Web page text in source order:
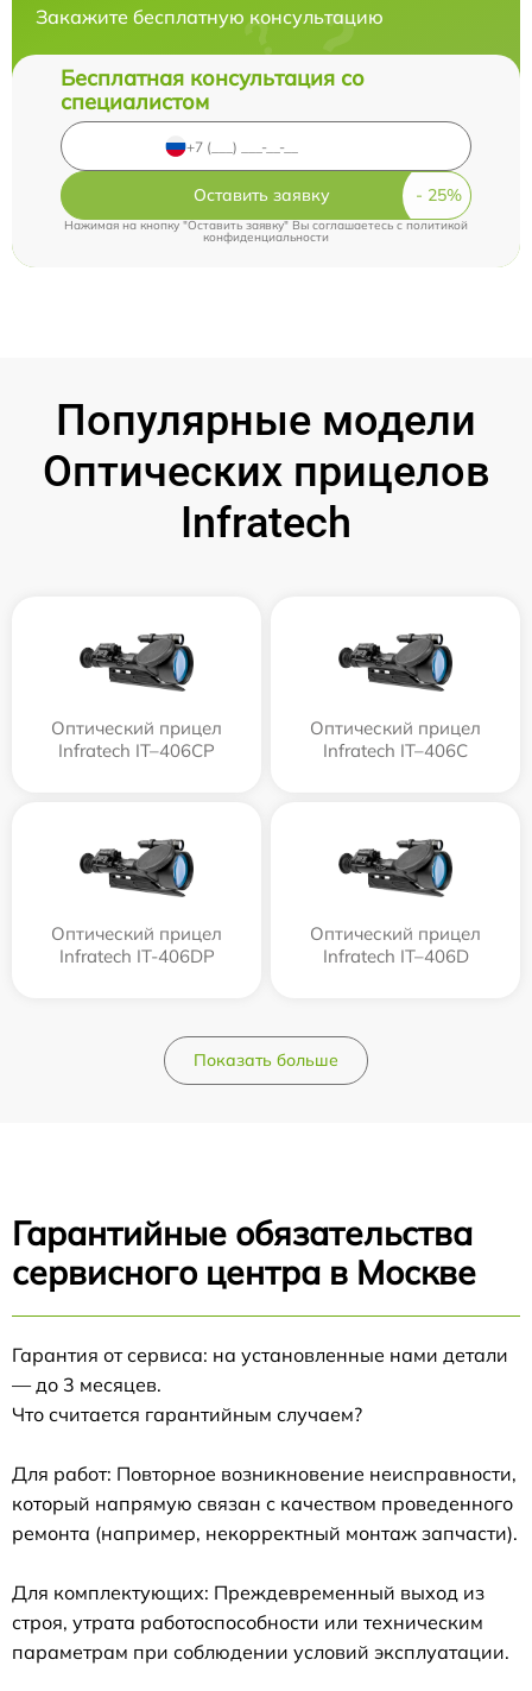
Закажите бесплатную консультацию
Бесплатная консультация со
специалистом
Оставить заявку
Нажимая на кнопку "Оставить заявку" Вы соглашаетесь c политикой
конфиденциальности
Популярные модели
Оптических прицелов
Infratech
Оптический прицел
Infratech IT–406СP
Оптический прицел
Infratech IT–406С
Оптический прицел
Infratech IT-406DP
Оптический прицел
Infratech IT–406D
Показать больше
Гарантийные обязательства
сервисного центра в Москве
Гарантия от сервиса: на установленные нами детали
— до 3 месяцев.
Что считается гарантийным случаем?
Для работ: Повторное возникновение неисправности,
который напрямую связан с качеством проведенного
ремонта (например, некорректный монтаж запчасти).
Для комплектующих: Преждевременный выход из
строя, утрата работоспособности или техническим
параметрам при соблюдении условий эксплуатации.